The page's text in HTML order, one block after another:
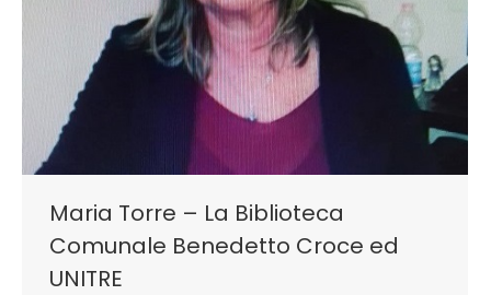
Maria Torre – La Biblioteca
Comunale Benedetto Croce ed
UNITRE